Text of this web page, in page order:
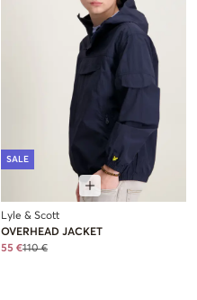
SALE
Lyle & Scott
OVERHEAD JACKET
55 €110 €